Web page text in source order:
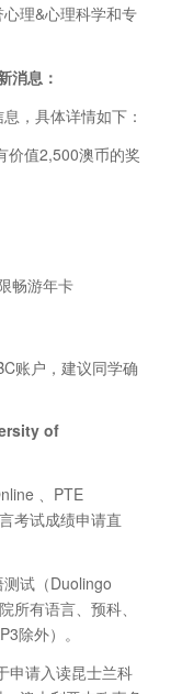
理&心理科学和专
消息：
，具体详情如下：
价值2,500澳币的奖
畅游年卡
账户，建议同学确
of
、PTE
考试成绩申请直
试（Duolingo
所有语言、预科、
除外）。
申请入读昆士兰科